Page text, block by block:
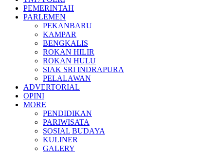
PEMERINTAH
PARLEMEN
PEKANBARU
KAMPAR
BENGKALIS
ROKAN HILIR
ROKAN HULU
SIAK SRI INDRAPURA
PELALAWAN
ADVERTORIAL
OPINI
MORE
PENDIDIKAN
PARIWISATA
SOSIAL BUDAYA
KULINER
GALERY